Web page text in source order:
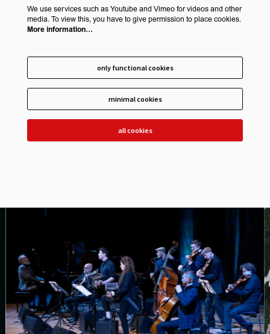
We use services such as Youtube and Vimeo for videos and other
media. To view this, you have to give permission to place cookies.
More information…
only functional cookies
minimal cookies
all cookies